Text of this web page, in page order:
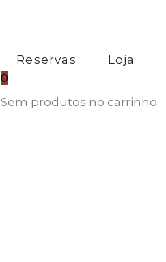
Reservas Loja
0
Sem produtos no carrinho.